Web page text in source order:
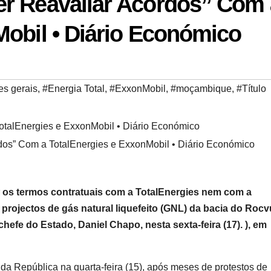
• Diário Económico
gerais, #Energia Total , #ExxonMobil , #moçambique, #Título
Com a TotalEnergies e ExxonMobil • Diário Económico
termos contratuais com a TotalEnergies nem com a
de gás natural liquefeito (GNL) da bacia do
do Estado, Daniel Chapo, nesta sexta-feira (17). ), em
República na quarta-feira (15), após meses de protestos de